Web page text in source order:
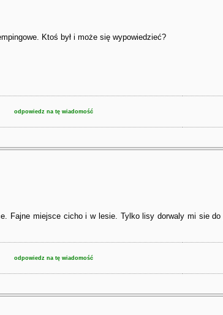
Ktoś był i może się wypowiedzieć?
odpowiedz na tę wiadomość
Fajne miejsce cicho i w lesie. Tylko lisy dorwaly mi sie
odpowiedz na tę wiadomość